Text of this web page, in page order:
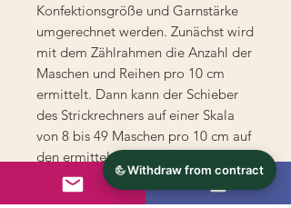
Konfektionsgröße und Garnstärke
umgerechnet werden. Zunächst wird
mit dem Zählrahmen die Anzahl der
Maschen und Reihen pro 10 cm
ermittelt. Dann kann der Schieber
des Strickrechners auf einer Skala
von 8 bis 49 Maschen pro 10 cm auf
den ermittelten Wert eingestellt
werden. Durch ein Sichtfenster
werden die Maschen- und